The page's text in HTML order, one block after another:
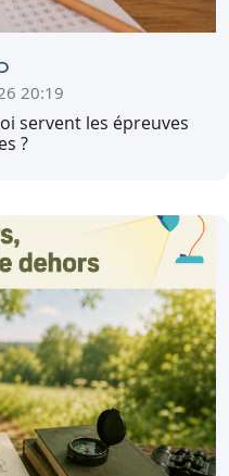
20:19
servent les épreuves
?